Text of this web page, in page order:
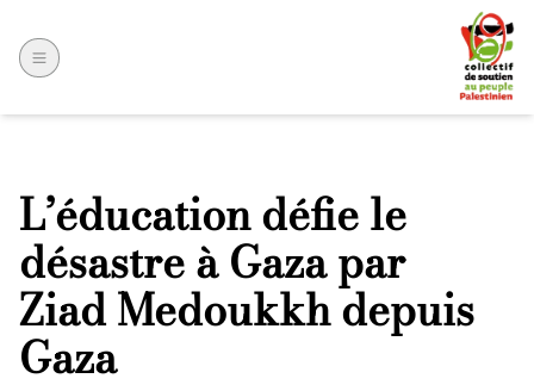
L’éducation défie le
désastre à Gaza par
Ziad Medoukkh depuis
Gaza